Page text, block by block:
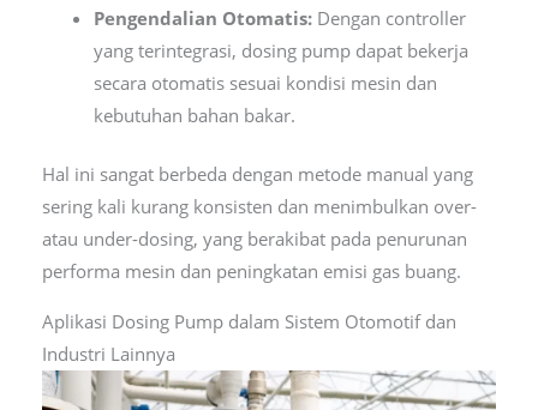
Pengendalian Otomatis: Dengan controller
yang terintegrasi, dosing pump dapat bekerja
secara otomatis sesuai kondisi mesin dan
kebutuhan bahan bakar.
Hal ini sangat berbeda dengan metode manual yang
sering kali kurang konsisten dan menimbulkan over-
atau under-dosing, yang berakibat pada penurunan
performa mesin dan peningkatan emisi gas buang.
Aplikasi Dosing Pump dalam Sistem Otomotif dan
Industri Lainnya